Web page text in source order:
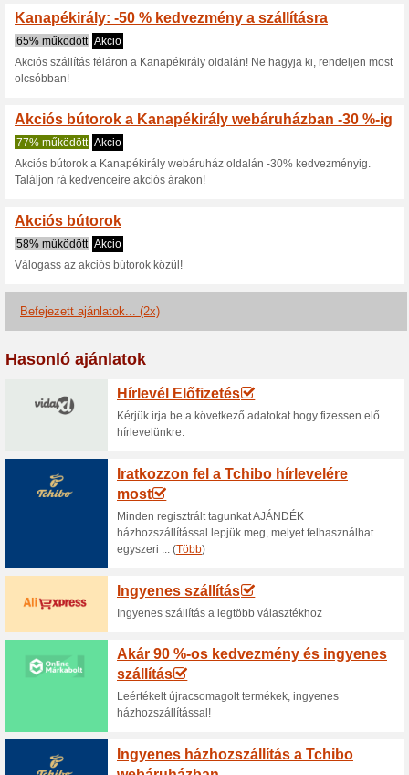
Aktuális
Kanapékirály -
100% működött
Iratkozz fel a Kanapékirály
rögtön tiéd lehet egy
vásárlásod alkalmával
Kanapékirály -
100% működött Akcio
Nagyon gyorsan kéne az új
megrendelni? A
Kanapékirály -